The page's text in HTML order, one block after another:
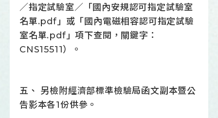
／指定試驗室／「國內安規認可指定試驗室
名單.pdf」或「國內電磁相容認可指定試驗
室名單.pdf」項下查閱，關鍵字：
CNS15511）。
五、 另檢附經濟部標準檢驗局函文副本暨公
告影本各1份供參。